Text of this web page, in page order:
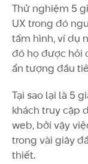
Thử nghiệm 5
UX trong đó
tấm hình, ví dụ
đó họ được hỏi
ẩn tượng đầu
Tại sao lại là 5
khách truy cập
web, bởi vậy
trong vài giây
thiết.